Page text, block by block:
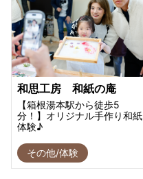
和思工房 和紙の庵
【箱根湯本駅から徒歩5
分！】オリジナル手作り和紙
体験♪
その他/体験